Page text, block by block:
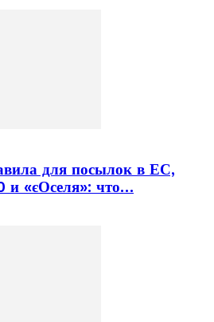
для посылок в ЕС,
и «єОселя»: что…